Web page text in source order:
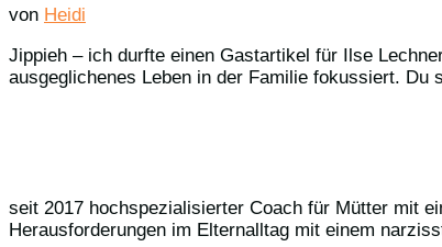
von Heidi
Jippieh – ich durfte einen Gastartikel für Ilse
ausgeglichenes Leben in der Familie fokussiert. Du
seit 2017 hochspezialisierter Coach für Mütter mit
Herausforderungen im Elternalltag mit einem